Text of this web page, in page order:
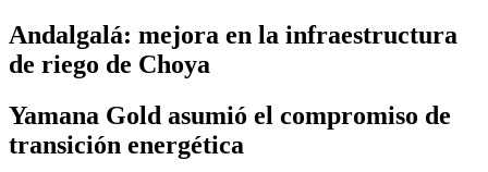
Andalgalá: mejora en la infraestructura
de riego de Choya
Yamana Gold asumió el compromiso de
transición energética